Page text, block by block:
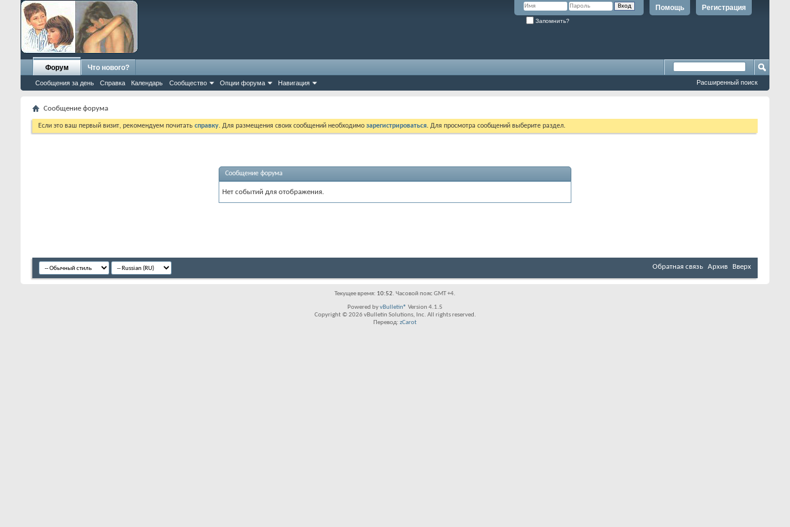
Регистрация
Помощь
Запомнить?
Форум
Сообщения за день Справка Календарь Сообщество Опции форума Навигация
Что нового?
Расширенный поиск
Сообщение форума
Если это ваш первый визит, рекомендуем почитать справку. Для размещения своих сообщений необходимо зарегистрироваться. Для просмотра сообщений выберите раздел.
Сообщение форума
Нет событий для отображения.
Обратная связь Архив Вверх
Текущее время: 10:52. Часовой пояс GMT +4.
Powered byvBulletin® Version 4.1.5
Copyright © 2026 vBulletin Solutions, Inc. All rights reserved.
Перевод: zCarot